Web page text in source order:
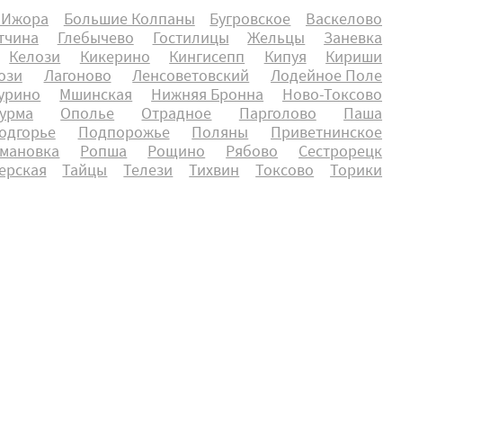
Большие Колпаны Бугровское
Васкелово
Глебычево Гостилицы Жельцы
Заневка
Келози Кикерино Кингисепп Кипуя
Кириши
Лагоново Ленсоветовский
Лодейное Поле
Мшинская Нижняя Бронна
Ново-Токсово
Ополье Отрадное Парголово
Паша
Подпорожье Поляны
Приветнинское
Ропша Рощино Рябово
Сестрорецк
Тайцы Телези Тихвин Токсово
Торики